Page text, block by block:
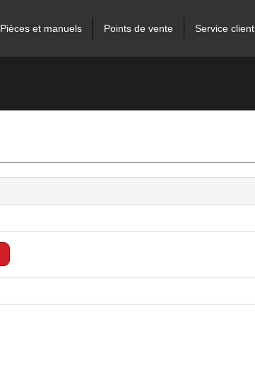
Pièces et manuels Points de vente Service client